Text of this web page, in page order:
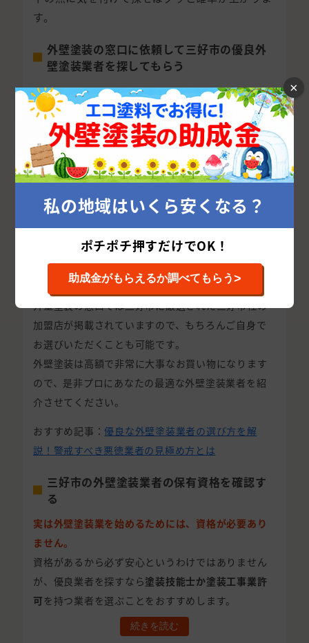
す。
外壁塗装の窓口に依頼して三好市の優良外
壁塗装業者を探してもらう
結論、三好市で優良外壁塗装業者を探すなら、外壁
塗装の窓口に依頼してしまうのが一番簡単で確実で
す。
この後に紹介する方法でも優良外壁塗装業者を探し
やすくなりますが、外壁塗装の窓口に加盟するため
厳格な審査を通過する必要があるため、悪徳業者に
騙される可能性がかなり低くなります。
外壁塗装の窓口ではスタッフがあなたに合った最適
な優良外壁塗装業者を紹介するため、自分で面倒な
調査は不要です。
外壁塗装の窓口では三好市に厳選された三好市社の
加盟店が掲載されていますので、もちろんご自身で
お選びいただくことも可能です。
外壁塗装は高額で非常に大事なお買い物になります
ので、是非プロにあなたの最適な外壁塗装業者を紹
介させてください。
おすすめ記事：優良な外壁塗装業者の選び方を解
説！警戒すべき悪徳業者の見極め方とは
三好市の外壁塗装業者の保有資格を確認す
る
実は外壁塗装業を始めるためには、資格が必要あり
ません。
資格があるから必ず安心というわけではありません
が、優良業者を探すなら塗装技能士か塗装工事業許
可 を持つ業者を選ぶことをおすすめします。
続きを読む
×
私の地域はいくら安くなる？
ポチポチ押すだけでOK！
助成金がもらえるか調べてもらう>